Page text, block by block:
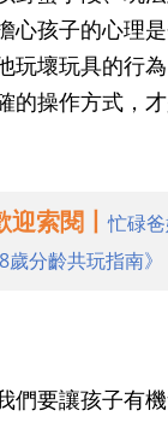
心孩子的心理
玩壞玩具的行為
的操作方式 ，
迎索閱丨忙碌
分齡共玩指南》
們要讓孩子有